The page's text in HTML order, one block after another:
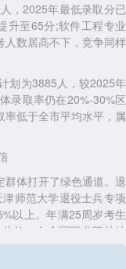
，2025年最低录取分已
升至65分;软件工程专业
人数居高不下，竞争同样
为3885人，较2025年
录取率仍在20%-30%区
低于全市平均水平，属
体打开了绿色通道。退
师范大学退役士兵专项
以上。年满25周岁考生
外，在全国职业院校技
人员等均可申请免试入